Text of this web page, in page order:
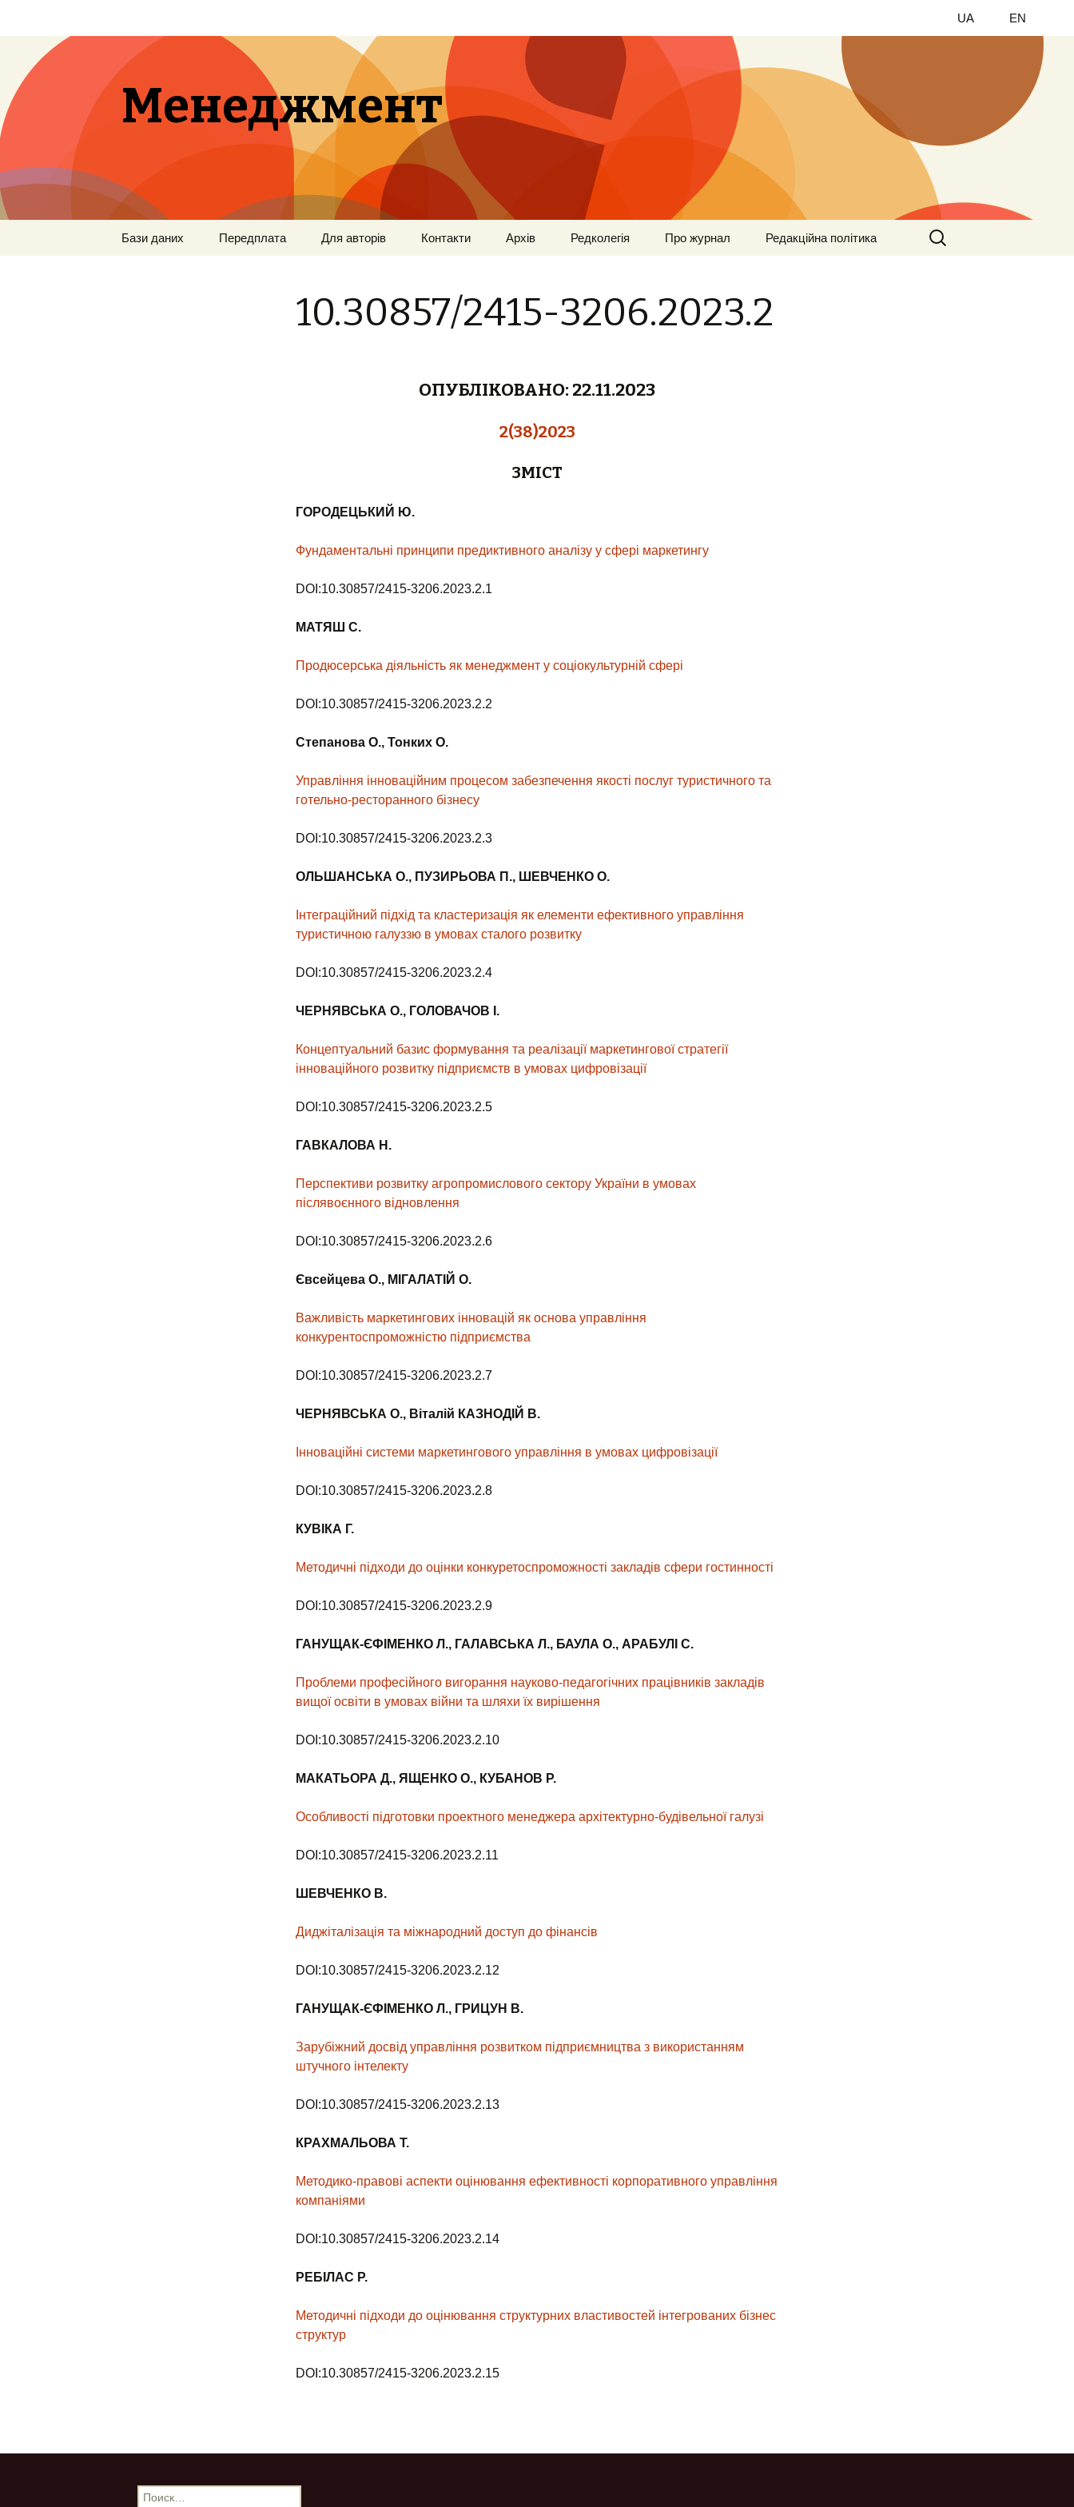
UA EN
Менеджмент
Бази даних Передплата Для авторів Контакти Архів Редколегія Про журнал Редакційна політика
Найти:
10.30857/2415-3206.2023.2
ОПУБЛІКОВАНО:22.11.2023
2(38)2023
ЗМІСТ
ГОРОДЕЦЬКИЙ Ю.
Фундаментальні принципи предиктивного аналізу у сфері маркетингу
DOI:10.30857/2415-3206.2023.2.1
МАТЯШ С.
Продюсерська діяльність як менеджмент у соціокультурній сфері
DOI:10.30857/2415-3206.2023.2.2
Степанова О., Тонких О.
Управління інноваційним процесом забезпечення якості послуг туристичного та
готельно-ресторанного бізнесу
DOI:10.30857/2415-3206.2023.2.3
ОЛЬШАНСЬКА О., ПУЗИРЬОВА П., ШЕВЧЕНКО О.
Інтеграційний підхід та кластеризація як елементи ефективного управління
туристичною галуззю в умовах сталого розвитку
DOI:10.30857/2415-3206.2023.2.4
ЧЕРНЯВСЬКА О., ГОЛОВАЧОВ І.
Концептуальний базис формування та реалізації маркетингової стратегії
інноваційного розвитку підприємств в умовах цифровізації
DOI:10.30857/2415-3206.2023.2.5
ГАВКАЛОВА Н.
Перспективи розвитку агропромислового сектору України в умовах
післявоєнного відновлення
DOI:10.30857/2415-3206.2023.2.6
Євсейцева О., МІГАЛАТІЙ О.
Важливість маркетингових інновацій як основа управління
конкурентоспроможністю підприємства
DOI:10.30857/2415-3206.2023.2.7
ЧЕРНЯВСЬКА О., Віталій КАЗНОДІЙ В.
Інноваційні системи маркетингового управління в умовах цифровізації
DOI:10.30857/2415-3206.2023.2.8
КУВІКА Г.
Методичні підходи до оцінки конкуретоспроможності закладів сфери гостинності
DOI:10.30857/2415-3206.2023.2.9
ГАНУЩАК-ЄФІМЕНКО Л., ГАЛАВСЬКА Л., БАУЛА О., АРАБУЛІ С.
Проблеми професійного вигорання науково-педагогічних працівників закладів
вищої освіти в умовах війни та шляхи їх вирішення
DOI:10.30857/2415-3206.2023.2.10
МАКАТЬОРА Д., ЯЩЕНКО О., КУБАНОВ Р.
Особливості підготовки проектного менеджера архітектурно-будівельної галузі
DOI:10.30857/2415-3206.2023.2.11
ШЕВЧЕНКО В.
Диджіталізація та міжнародний доступ до фінансів
DOI:10.30857/2415-3206.2023.2.12
ГАНУЩАК-ЄФІМЕНКО Л., ГРИЦУН В.
Зарубіжний досвід управління розвитком підприємництва з використанням
штучного інтелекту
DOI:10.30857/2415-3206.2023.2.13
КРАХМАЛЬОВА Т.
Методико-правові аспекти оцінювання ефективності корпоративного управління
компаніями
DOI:10.30857/2415-3206.2023.2.14
РЕБІЛАС Р.
Методичні підходи до оцінювання структурних властивостей інтегрованих бізнес
структур
DOI:10.30857/2415-3206.2023.2.15
Н